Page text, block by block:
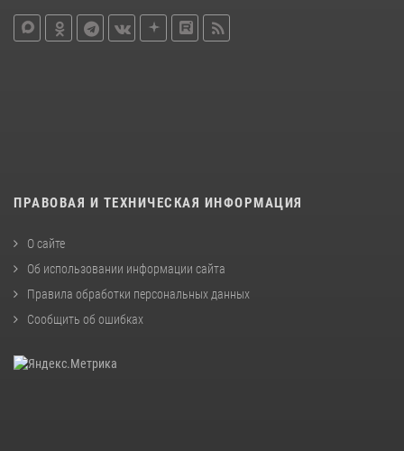
ПРАВОВАЯ И ТЕХНИЧЕСКАЯ ИНФОРМАЦИЯ
О сайте
Об использовании информации сайта
Правила обработки персональных данных
Сообщить об ошибках